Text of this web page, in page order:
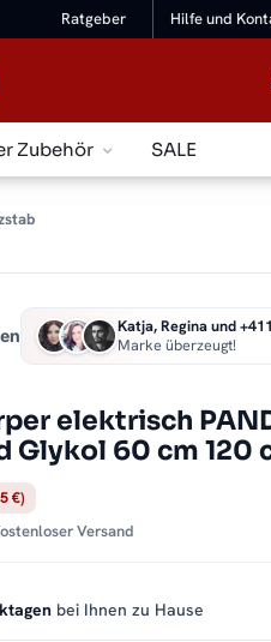
Ratgeber Hilfe und
Zubehör SALE
Katja, Regina und
Marke überzeugt!
elektrisch
Glykol 60 cm 120
€)
Versand
bei Ihnen zu Hause